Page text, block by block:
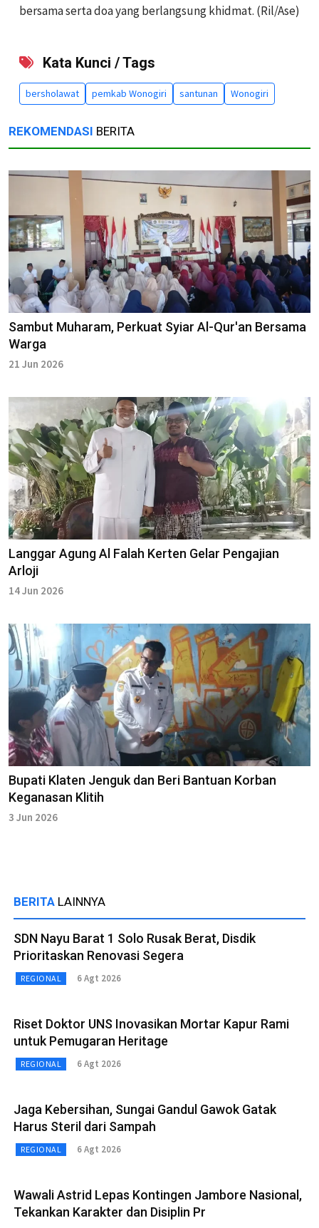
bersama serta doa yang berlangsung khidmat. (Ril/Ase)
Kata Kunci / Tags
bersholawat pemkab Wonogiri santunan Wonogiri
REKOMENDASI BERITA
Sambut Muharam, Perkuat Syiar Al-Qur'an Bersama
Warga
21 Jun 2026
Langgar Agung Al Falah Kerten Gelar Pengajian
Arloji
14 Jun 2026
Bupati Klaten Jenguk dan Beri Bantuan Korban
Keganasan Klitih
3 Jun 2026
BERITA LAINNYA
SDN Nayu Barat 1 Solo Rusak Berat, Disdik
Prioritaskan Renovasi Segera
REGIONAL 6 Agt 2026
Riset Doktor UNS Inovasikan Mortar Kapur Rami
untuk Pemugaran Heritage
REGIONAL 6 Agt 2026
Jaga Kebersihan, Sungai Gandul Gawok Gatak
Harus Steril dari Sampah
REGIONAL 6 Agt 2026
Wawali Astrid Lepas Kontingen Jambore Nasional,
Tekankan Karakter dan Disiplin Pr